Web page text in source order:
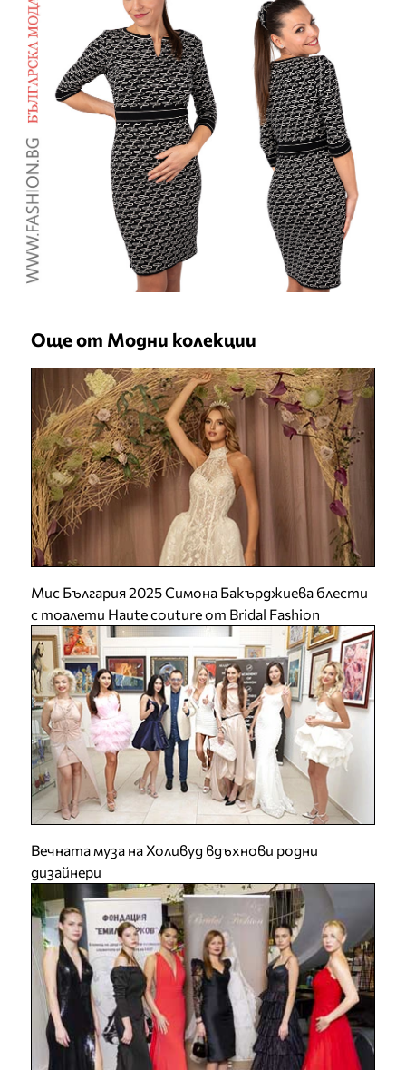
Още от Модни колекции
Мис България 2025 Симона Бакърджиева блести
с тоалети Haute couture от Bridal Fashion
Вечната муза на Холивуд вдъхнови родни
дизайнери